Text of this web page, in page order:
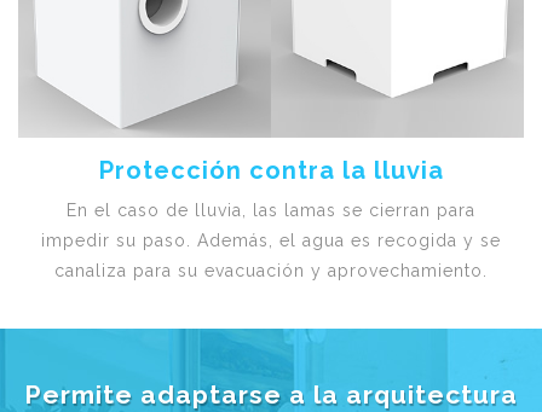
Protección contra la lluvia
En el caso de lluvia, las lamas se cierran para
impedir su paso. Además, el agua es recogida y se
canaliza para su evacuación y aprovechamiento.
Permite adaptarse a la arquitectura